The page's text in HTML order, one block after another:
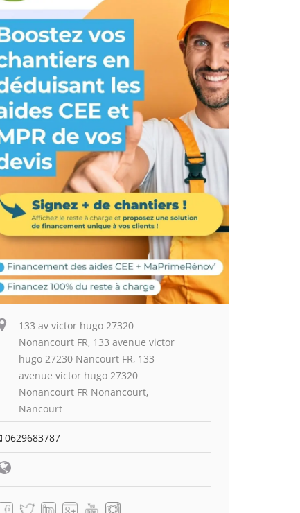
133 av victor hugo 27320
Nonancourt FR, 133 avenue victor
hugo 27230 Nancourt FR, 133
avenue victor hugo 27320
Nonancourt FR Nonancourt,
Nancourt
0629683787